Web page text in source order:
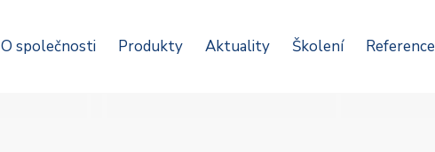
O společnosti Produkty Aktuality Školení Reference